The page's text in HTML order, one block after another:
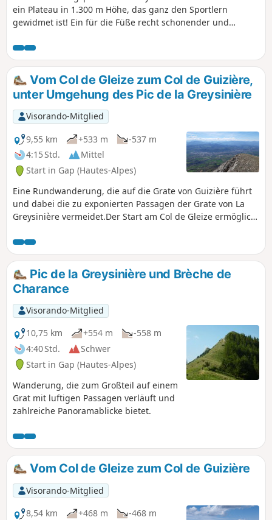
ein Plateau in 1.300 m Höhe, das ganz den Sportlern
gewidmet ist! Ein für die Füße recht schonender und
Unterholz, schattigen Pfaden und kleinen Anstiegen mit
geringem Höhenunterschied. Atemberaubender Blick auf
das Champsaur-Gebirge.
Vom Col de Gleize zum Col de Guizière,
unter Umgehung des Pic de la Greysinière
Visorando-Mitglied
9,55 km
+533 m
-537 m
4:15 Std.
Mittel
Start in Gap (Hautes-Alpes)
Eine Rundwanderung, die auf die Grate von Guizière führt
und dabei die zu exponierten Passagen der Grate von La
Greysinière vermeidet.Der Start am Col de Gleize ermöglicht
ein außergewöhnliches Panorama auf die Massive von
Ceüze, Bure, Dévoluy, Écrins, Embrunais, Ubaye (Montagne
de la Blanche) und Monges zu genießen.
Pic de la Greysinière und Brèche de
Charance
Visorando-Mitglied
10,75 km
+554 m
-558 m
4:40 Std.
Schwer
Start in Gap (Hautes-Alpes)
Wanderung, die zum Großteil auf einem
Grat mit luftigen Passagen verläuft und
zahlreiche Panoramablicke bietet.
Vom Col de Gleize zum Col de Guizière
Visorando-Mitglied
8,54 km
+468 m
-468 m